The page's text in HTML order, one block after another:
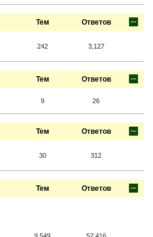
Тем Ответов
242 3,127
Тем Ответов
9 26
Тем Ответов
30 312
Тем Ответов